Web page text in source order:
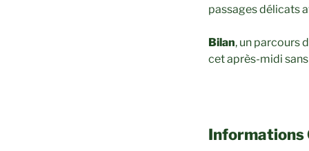
passages délicats
Bilan, un parcours
cet après-midi
Informations